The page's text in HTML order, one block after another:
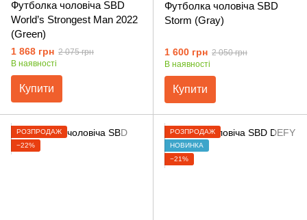
Футболка чоловіча SBD
World’s Strongest Man 2022
(Green)
1 868 грн 2 075 грн
В наявності
Купити
Футболка чоловіча SBD
Storm (Gray)
1 600 грн 2 050 грн
В наявності
Купити
РОЗПРОДАЖ
−22%
РОЗПРОДАЖ
НОВИНКА
−21%